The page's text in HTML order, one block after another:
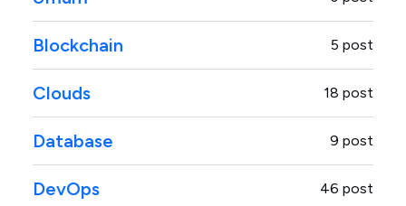
Blockchain 5 post
Clouds 18 post
Database 9 post
DevOps 46 post